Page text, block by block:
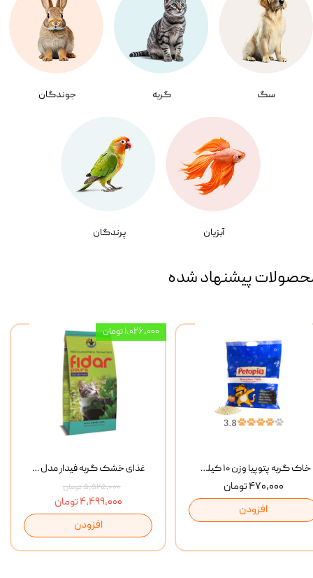
سگ گربه جوندگان
آبزیان پرندگان
پیشنهاد شده
غذای خشک گربه فیدار مدل Adult وزن 10 کیلوگرم
۵,۵۲۵,۰۰۰ تومان
۴,۴۹۹,۰۰۰ تومان
افزودن
۱,۰۲۶,۰۰۰ تومان
خاک گربه پتوپیا وزن ۱۰ کیلوگرم
۴۷۰,۰۰۰ تومان
افزودن